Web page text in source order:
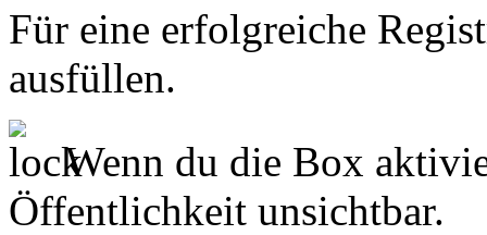
Für eine erfolgreiche
ausfüllen.
Wenn du die Box
Öffentlichkeit unsichtbar.